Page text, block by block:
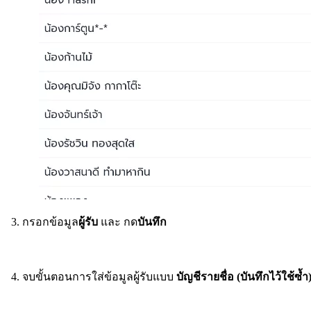
3. กรอกข้อมูลผู้รับ และ กดบันทึก
4. จบขั้นตอนการใส่ข้อมูลผู้รับแบบ บัญชีรายชื่อ (บันทึกไว้ใช้ซ้ำ)